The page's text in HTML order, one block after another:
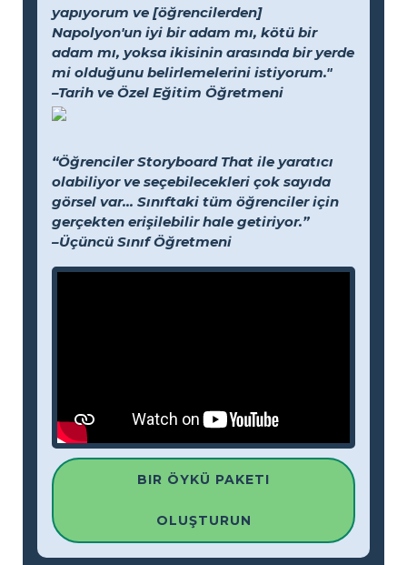
yapıyorum ve [öğrencilerden]
Napolyon'un iyi bir adam mı, kötü bir
adam mı, yoksa ikisinin arasında bir yerde
mi olduğunu belirlemelerini istiyorum."
–Tarih ve Özel Eğitim Öğretmeni
“Öğrenciler Storyboard That ile yaratıcı
olabiliyor ve seçebilecekleri çok sayıda
görsel var... Sınıftaki tüm öğrenciler için
gerçekten erişilebilir hale getiriyor.”
–Üçüncü Sınıf Öğretmeni
BIR ÖYKÜ PAKETI
OLUŞTURUN